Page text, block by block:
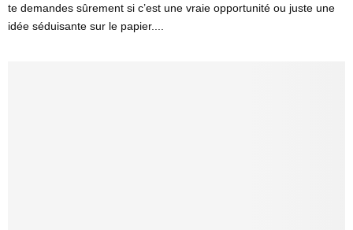
te demandes sûrement si c’est une vraie opportunité ou juste une
idée séduisante sur le papier....